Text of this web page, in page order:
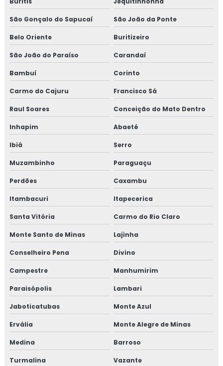
São Gonçalo do Sapucaí São João da Ponte
Belo Oriente Buritizeiro
São João do Paraíso Carandaí
Bambuí Corinto
Carmo do Cajuru Francisco Sá
Raul Soares Conceição do Mato Dentro
Inhapim Abaeté
Ibiá Serro
Muzambinho Paraguaçu
Perdões Caxambu
Itambacuri Itapecerica
Santa Vitória Carmo do Rio Claro
Monte Santo de Minas Lajinha
Conselheiro Pena Divino
Campestre Manhumirim
Paraisópolis Lambari
Jaboticatubas Monte Azul
Ervália Monte Alegre de Minas
Medina Barroso
Turmalina Vazante